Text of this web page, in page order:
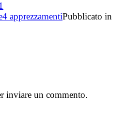
4 apprezzamentiPubblicato in
inviare un commento.